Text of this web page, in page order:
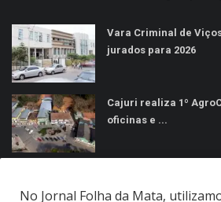
Vara Criminal de
jurados para 2026
Cajuri realiza 1º
oficinas e ...
No Jornal Folha da Mata,